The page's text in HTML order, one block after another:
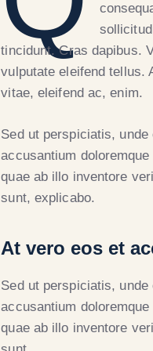
tincidunt. Cras dapibus.
vulputate eleifend tellus.
vitae, eleifend ac, enim.
Sed ut perspiciatis,
accusantium
quae ab illo inventore
sunt, explicabo.
At vero eos et
Sed ut perspiciatis,
accusantium
quae ab illo inventore